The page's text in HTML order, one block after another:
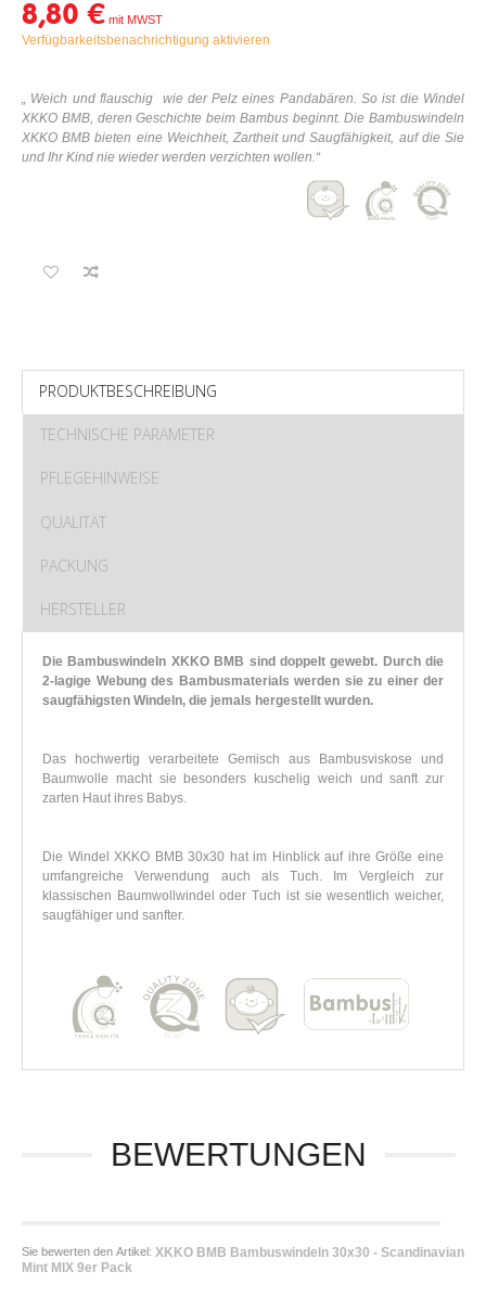
8,80 €
Verfügbarkeitsbenachrichtigung aktivieren
„ Weich und flauschigwie der Pelz eines Pandabären. So ist die Windel
XKKO BMB, deren Geschichte beim Bambus beginnt. Die Bambuswindeln
XKKO BMB bieten eine Weichheit, Zartheit und Saugfähigkeit, auf die Sie
und Ihr Kind nie wieder werden verzichten wollen.“
PRODUKTBESCHREIBUNG
TECHNISCHE PARAMETER
PFLEGEHINWEISE
QUALITÄT
PACKUNG
HERSTELLER
Die Bambuswindeln XKKO BMB sind doppelt gewebt. Durch die
2-lagige Webung des Bambusmaterials werden sie zu einer der
saugfähigsten Windeln, die jemals hergestellt wurden.
Das hochwertig verarbeitete Gemisch aus Bambusviskose und
Baumwolle macht sie besonders kuschelig weich und sanft zur
zarten Haut ihres Babys.
Die Windel XKKO BMB 30x30 hat im Hinblick auf ihre Größe eine
umfangreiche Verwendung auch als Tuch. Im Vergleich zur
klassischen Baumwollwindel oder Tuch ist sie wesentlich weicher,
saugfähiger und sanfter.
BEWERTUNGEN
Sie bewerten den Artikel: XKKO BMB Bambuswindeln 30x30 - Scandinavian
Mint MIX 9er Pack